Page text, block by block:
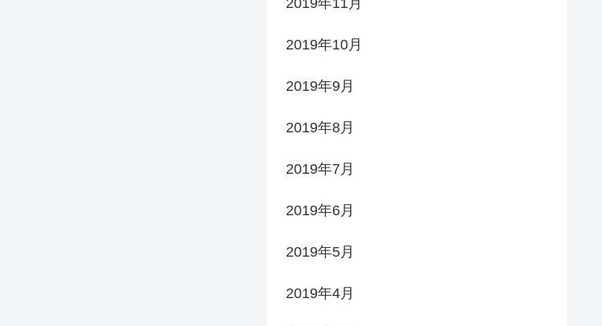
2019年11月
2019年10月
2019年9月
2019年8月
2019年7月
2019年6月
2019年5月
2019年4月